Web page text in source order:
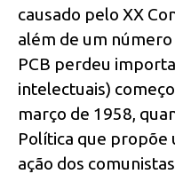
causado pelo XX
além de um
PCB perdeu
intelectuais)
março de 1958,
Política que propõe
ação dos